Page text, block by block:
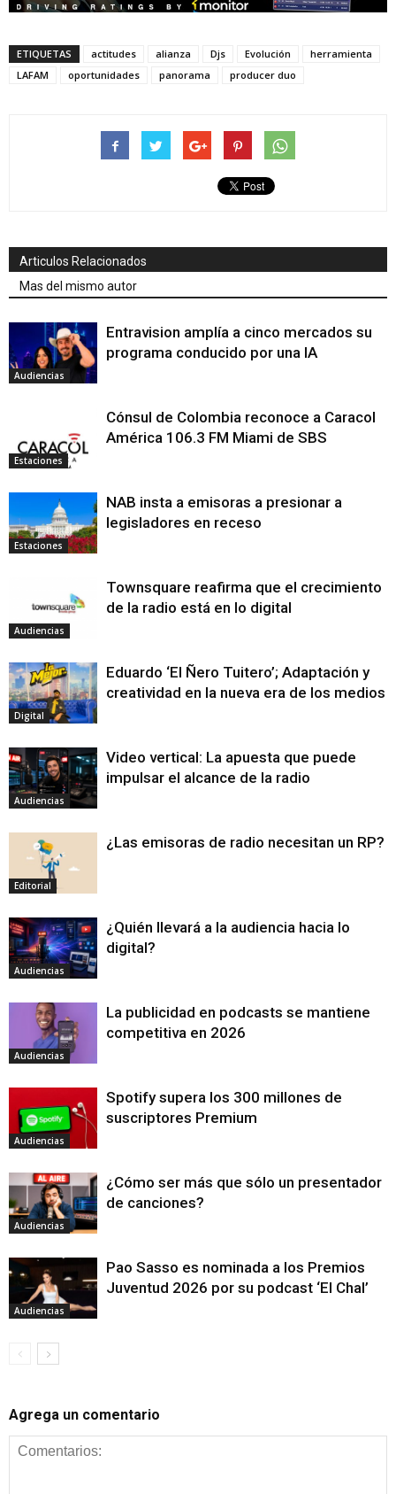
ETIQUETAS actitudes alianza Djs Evolución
herramienta
LAFAM
oportunidades panorama producer duo
Articulos Relacionados
Mas del mismo autor
Audiencias
Entravision amplía a cinco mercados su
programa conducido por una IA
Estaciones
Cónsul de Colombia reconoce a Caracol
América 106.3 FM Miami de SBS
Estaciones
NAB insta a emisoras a presionar a
legisladores en receso
Audiencias
Townsquare reafirma que el crecimiento
de la radio está en lo digital
Digital
Eduardo ‘El Ñero Tuitero’; Adaptación y
creatividad en la nueva era de los medios
Audiencias
Video vertical: La apuesta que puede
impulsar el alcance de la radio
Editorial
¿Las emisoras de radio necesitan un RP?
Audiencias
¿Quién llevará a la audiencia hacia lo
digital?
Audiencias
La publicidad en podcasts se mantiene
competitiva en 2026
Audiencias
Spotify supera los 300 millones de
suscriptores Premium
Audiencias
¿Cómo ser más que sólo un presentador
de canciones?
Audiencias
Pao Sasso es nominada a los Premios
Juventud 2026 por su podcast ‘El Chal’
Agrega un comentario